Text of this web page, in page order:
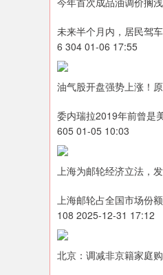
未来半个月内，居民驾
6 304 01-06 17:55
油气股开盘强势上涨！
委内瑞拉2019年前曾是
605 01-05 10:03
上海为邮轮经济立法，
上海邮轮占全国市场份额
108 2025-12-31 17:12
北京：调减非京籍家庭